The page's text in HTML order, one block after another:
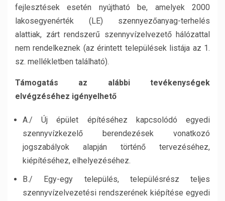
fejlesztések esetén nyújtható be, amelyek 2000
lakosegyenérték (LE) szennyezőanyag-terhelés
alattiak, zárt rendszerű szennyvízelvezető hálózattal
nem rendelkeznek (az érintett települések listája az 1.
sz. mellékletben található).
Támogatás az alábbi tevékenységek
elvégzéséhez igényelhető
A./ Új épület építéséhez kapcsolódó egyedi
szennyvízkezelő berendezések vonatkozó
jogszabályok alapján történő tervezéséhez,
kiépítéséhez, elhelyezéséhez.
B./ Egy-egy település, településrész teljes
szennyvízelvezetési rendszerének kiépítése egyedi